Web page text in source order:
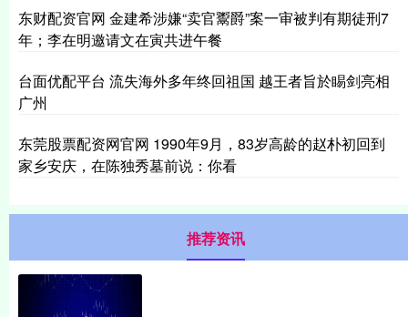
东财配资官网 金建希涉嫌“卖官鬻爵”案一审被判有期徒刑7
年；李在明邀请文在寅共进午餐
台面优配平台 流失海外多年终回祖国 越王者旨於睗剑亮相
广州
东莞股票配资网官网 1990年9月，83岁高龄的赵朴初回到
家乡安庆，在陈独秀墓前说：你看
推荐资讯